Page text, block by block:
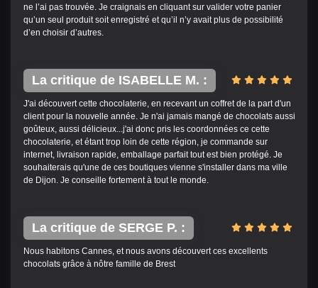
ne l’ai pas trouvée. Je craignais en cliquant sur valider votre panier
qu’un seul produit soit enregistré et qu’il n’y avait plus de possibilité
d’en choisir d’autres.
La critique de ISABELLE M. :
J'ai découvert cette chocolaterie, en recevant un coffret de la part d'un
client pour la nouvelle année. Je n'ai jamais mangé de chocolats aussi
goûteux, aussi délicieux...j'ai donc pris les coordonnées ce cette
chocolaterie, et étant trop loin de cette région, je commande sur
internet, livraison rapide, emballage parfait tout est bien protégé. Je
souhaiterais qu'une de ces boutiques vienne s'installer dans ma ville
de Dijon. Je conseille fortement à tout le monde.
La critique de SERGE P. :
Nous habitons Cannes, et nous avons découvert ces excellents
chocolats grâce à nôtre famille de Brest